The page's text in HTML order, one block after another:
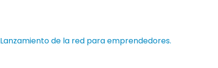
Lanzamiento de la red para emprendedores.